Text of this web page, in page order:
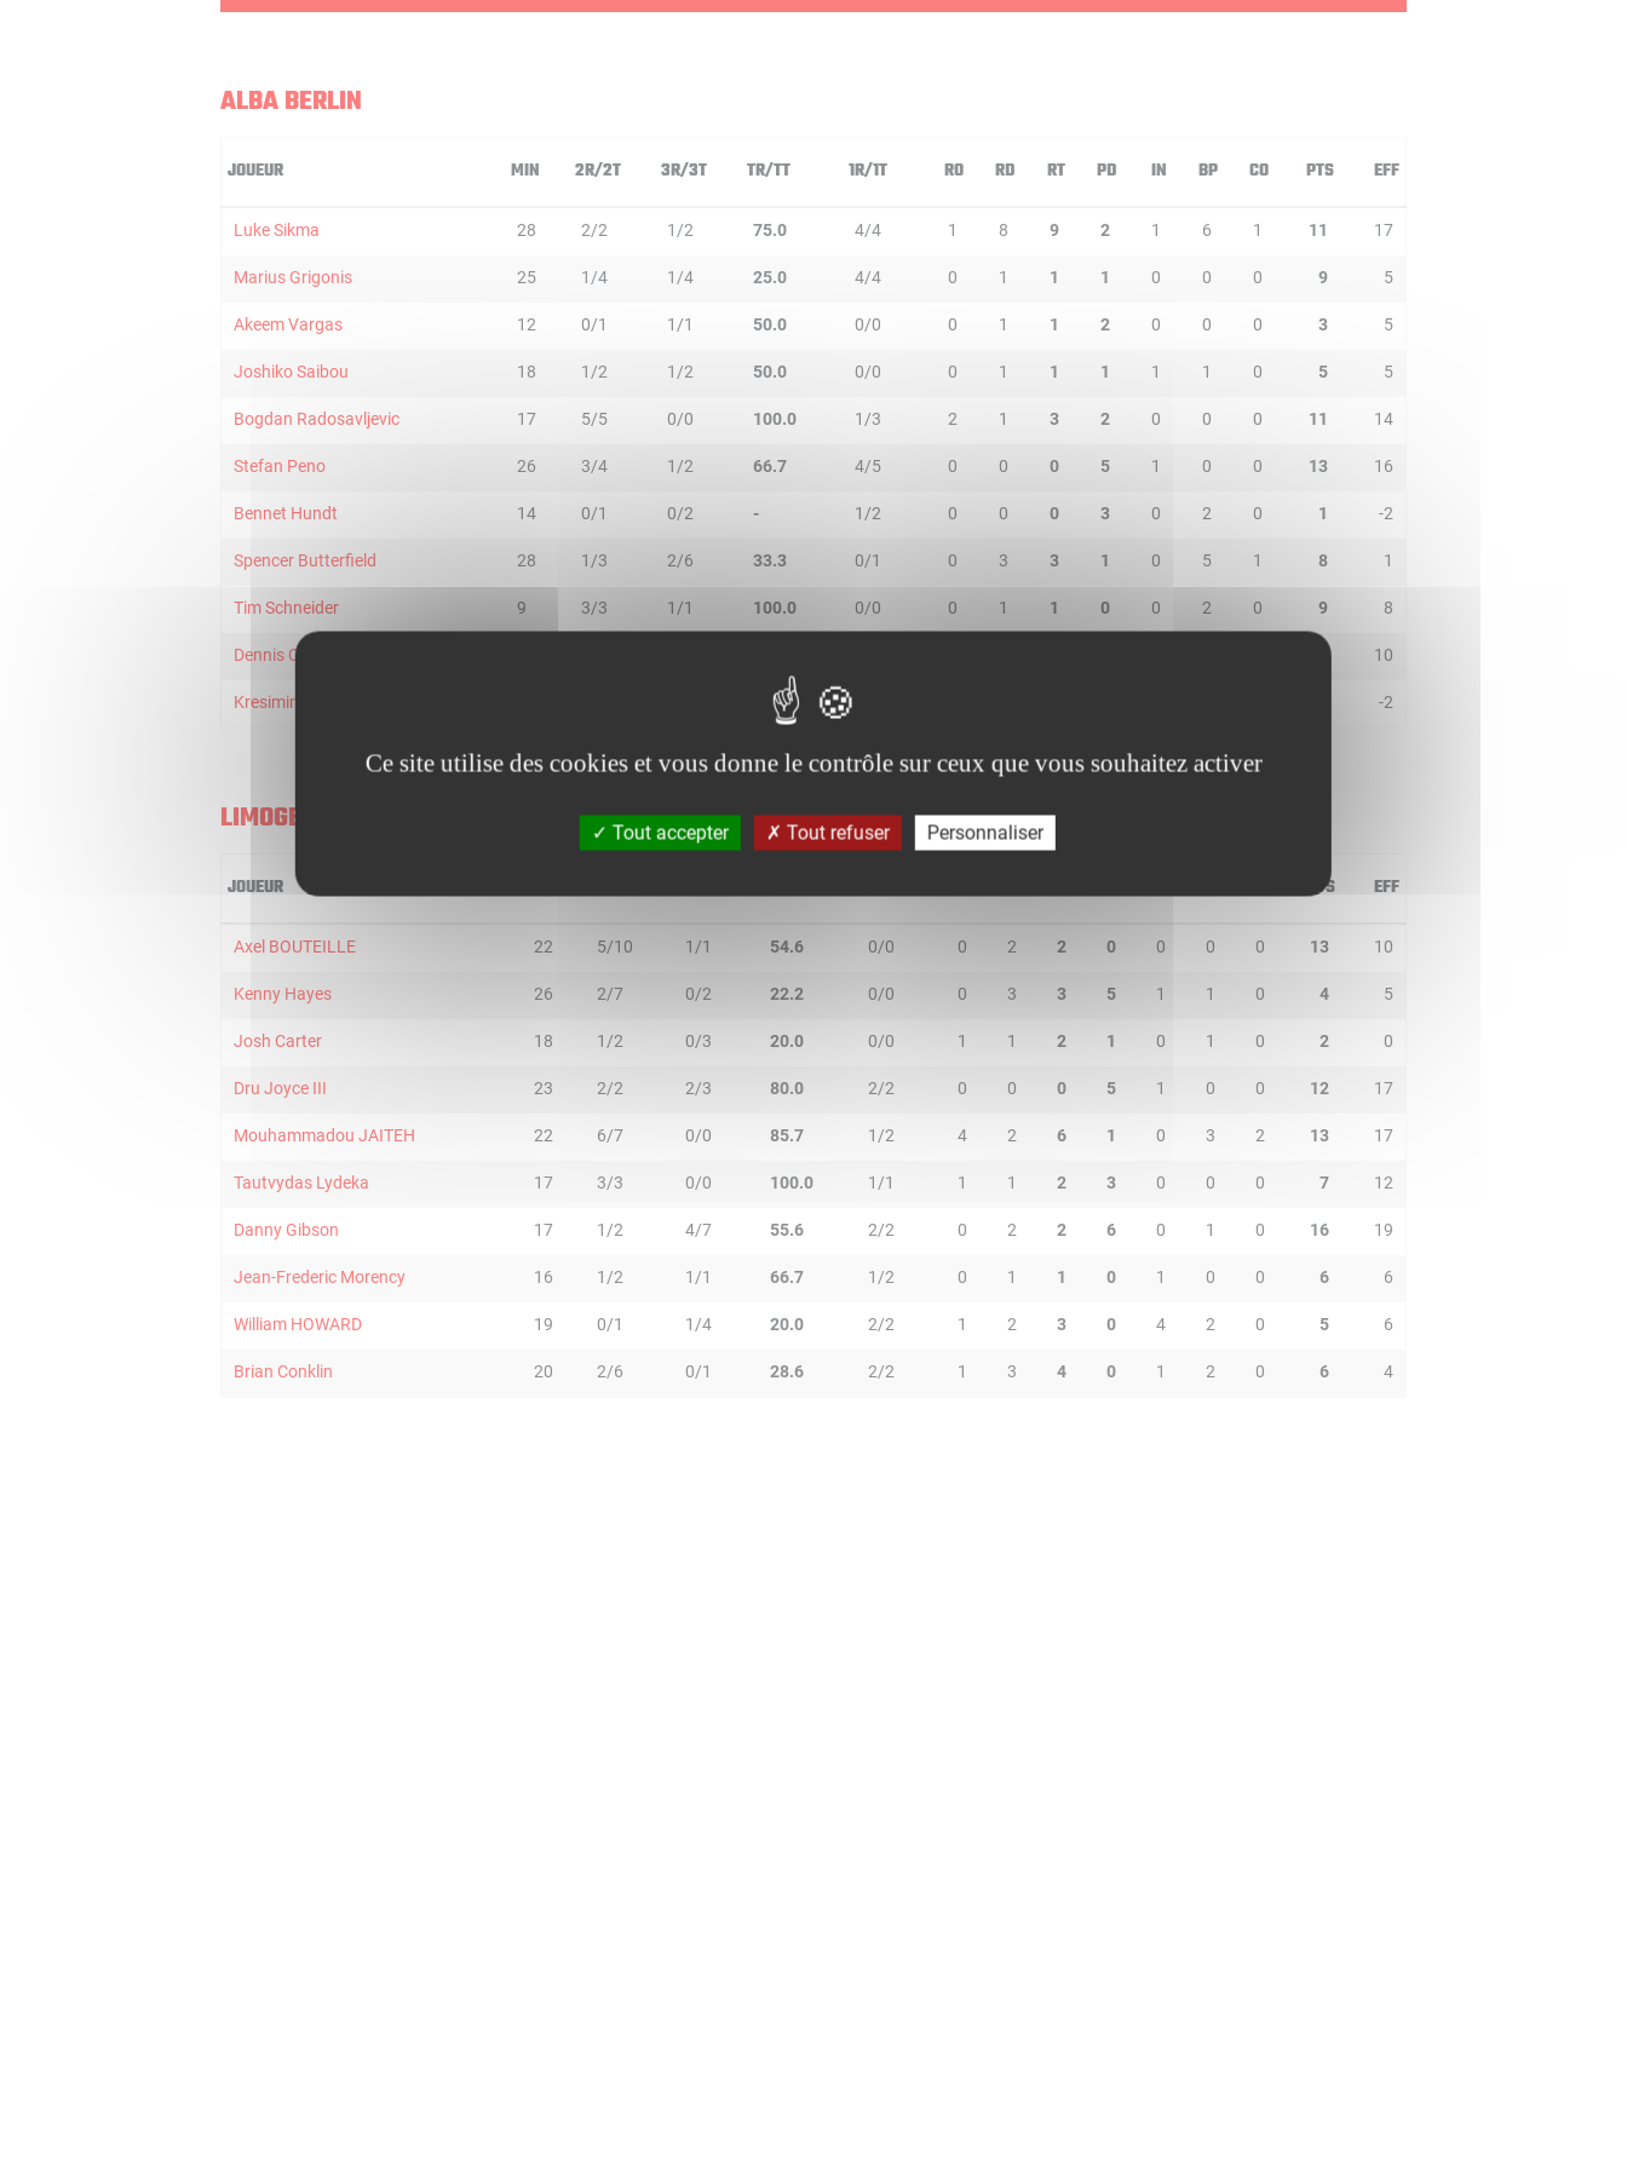
ALBA BERLIN
JOUEUR MIN 2R/2T 3R/3T TR/TT 1R/1T RO RD RT PD IN BP CO PTS EFF
Luke Sikma 28 2/2 1/2 75.0 4/4 1 8 9 2 1 6 1 11 17
Marius Grigonis 25 1/4 1/4 25.0 4/4 0 1 1 1 0 0 0 9 5
Akeem Vargas 12 0/1 1/1 50.0 0/0 0 1 1 2 0 0 0 3 5
Joshiko Saibou 18 1/2 1/2 50.0 0/0 0 1 1 1 1 1 0 5 5
Bogdan Radosavljevic 17 5/5 0/0 100.0 1/3 2 1 3 2 0 0 0 11 14
Stefan Peno 26 3/4 1/2 66.7 4/5 0 0 0 5 1 0 0 13 16
Bennet Hundt 14 0/1 0/2 - 1/2 0 0 0 3 0 2 0 1 -2
Spencer Butterfield 28 1/3 2/6 33.3 0/1 0 3 3 1 0 5 1 8 1
Tim Schneider 9 3/3 1/1 100.0 0/0 0 1 1 0 0 2 0 9 8
Dennis Clifford 10
Kresimir Nikic -2
LIMOGES
JOUEUR PTS EFF
Axel BOUTEILLE 22 5/10 1/1 54.6 0/0 0 2 2 0 0 0 0 13 10
Kenny Hayes 26 2/7 0/2 22.2 0/0 0 3 3 5 1 1 0 4 5
Josh Carter 18 1/2 0/3 20.0 0/0 1 1 2 1 0 1 0 2 0
Dru Joyce III 23 2/2 2/3 80.0 2/2 0 0 0 5 1 0 0 12 17
Mouhammadou JAITEH 22 6/7 0/0 85.7 1/2 4 2 6 1 0 3 2 13 17
Tautvydas Lydeka 17 3/3 0/0 100.0 1/1 1 1 2 3 0 0 0 7 12
Danny Gibson 17 1/2 4/7 55.6 2/2 0 2 2 6 0 1 0 16 19
Jean-Frederic Morency 16 1/2 1/1 66.7 1/2 0 1 1 0 1 0 0 6 6
William HOWARD 19 0/1 1/4 20.0 2/2 1 2 3 0 4 2 0 5 6
Brian Conklin 20 2/6 0/1 28.6 2/2 1 3 4 0 1 2 0 6 4
Ce site utilise des cookies et vous donne le contrôle sur ceux que vous souhaitez activer
Tout accepter Tout refuser Personnaliser